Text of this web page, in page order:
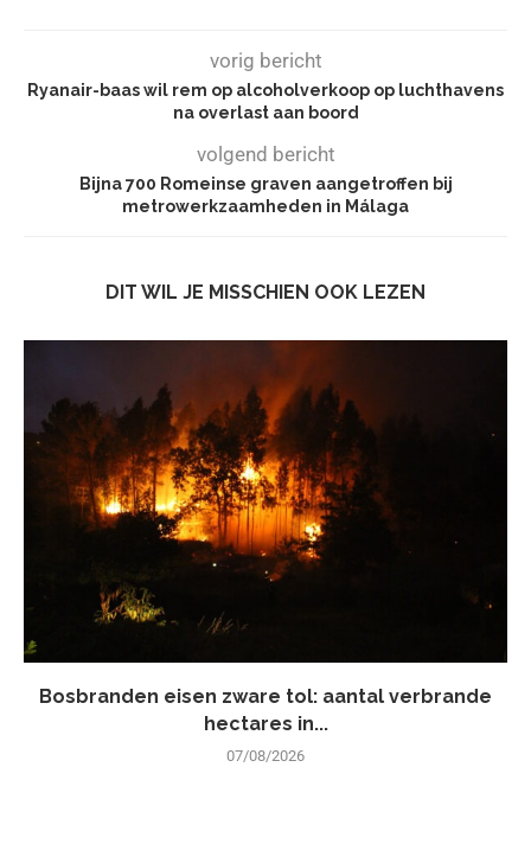
vorig bericht
Ryanair-baas wil rem op alcoholverkoop op luchthavens
na overlast aan boord
volgend bericht
Bijna 700 Romeinse graven aangetroffen bij
metrowerkzaamheden in Málaga
DIT WIL JE MISSCHIEN OOK LEZEN
Bosbranden eisen zware tol: aantal verbrande
hectares in...
07/08/2026